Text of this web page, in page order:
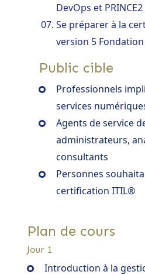
DevOps et PRINCE2
Se préparer à la
version 5 Fondation
Public cible
Professionnels
services
Agents de service
administrateurs,
consultants
Personnes
certification ITIL®
Plan de cours
Jour 1
Introduction à la